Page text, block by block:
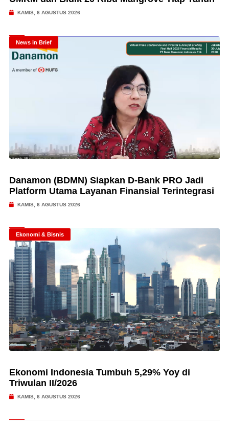
KAMIS, 6 AGUSTUS 2026
News in Brief
Danamon (BDMN) Siapkan D-Bank PRO Jadi
Platform Utama Layanan Finansial Terintegrasi
KAMIS, 6 AGUSTUS 2026
Ekonomi & Bisnis
Ekonomi Indonesia Tumbuh 5,29% Yoy di
Triwulan II/2026
KAMIS, 6 AGUSTUS 2026